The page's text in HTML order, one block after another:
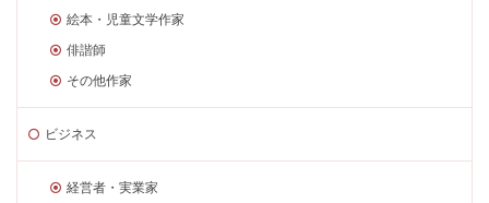
絵本・児童文学作家
俳諧師
その他作家
ビジネス
経営者・実業家